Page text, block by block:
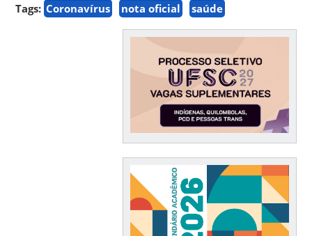
Tags: Coronavírus nota oficial saúde